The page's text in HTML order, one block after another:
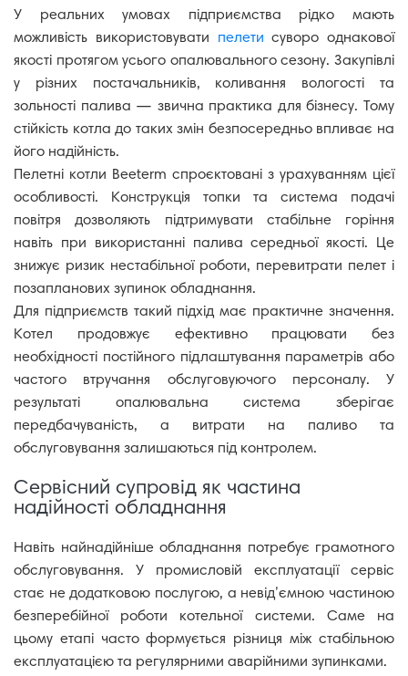
У реальних умовах підприємства рідко мають
можливість використовувати пелети суворо однакової
якості протягом усього опалювального сезону. Закупівлі
у різних постачальників, коливання вологості та
зольності палива — звична практика для бізнесу. Тому
стійкість котла до таких змін безпосередньо впливає на
його надійність.
Пелетні котли Beeterm спроєктовані з урахуванням цієї
особливості. Конструкція топки та система подачі
повітря дозволяють підтримувати стабільне горіння
навіть при використанні палива середньої якості. Це
знижує ризик нестабільної роботи, перевитрати пелет і
позапланових зупинок обладнання.
Для підприємств такий підхід має практичне значення.
Котел продовжує ефективно працювати без
необхідності постійного підлаштування параметрів або
частого втручання обслуговуючого персоналу. У
результаті опалювальна система зберігає
передбачуваність, а витрати на паливо та
обслуговування залишаються під контролем.
Сервісний супровід як частина
надійності обладнання
Навіть найнадійніше обладнання потребує грамотного
обслуговування. У промисловій експлуатації сервіс
стає не додатковою послугою, а невід’ємною частиною
безперебійної роботи котельної системи. Саме на
цьому етапі часто формується різниця між стабільною
експлуатацією та регулярними аварійними зупинками.